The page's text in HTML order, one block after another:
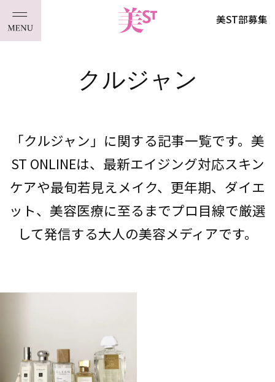
美ST部募集
クルジャン
「クルジャン」に関する記事一覧です。美
ST ONLINEは、最新エイジング対応スキン
ケアや最旬若見えメイク、更年期、ダイエ
ット、美容医療に至るまでプロ目線で厳選
して発信する大人の美容メディアです。